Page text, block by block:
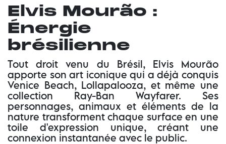
Elvis Mourão :
Énergie
brésilienne
Tout droit venu du Brésil, Elvis Mourão
apporte son art iconique qui a déjà conquis
Venice Beach, Lollapalooza, et même une
collection Ray-Ban Wayfarer. Ses
personnages, animaux et éléments de la
nature transforment chaque surface en une
toile d'expression unique, créant une
connexion instantanée avec le public.